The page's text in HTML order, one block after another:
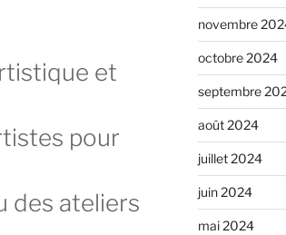
et
pour
des ateliers
novembre
octobre 2024
septembre
août 2024
juillet 2024
juin 2024
mai 2024